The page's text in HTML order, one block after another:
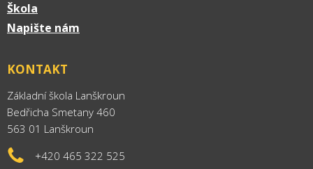
Škola
Napište nám
KONTAKT
Základní škola Lanškroun
Bedřicha Smetany 460
563 01 Lanškroun
+420 465 322 525